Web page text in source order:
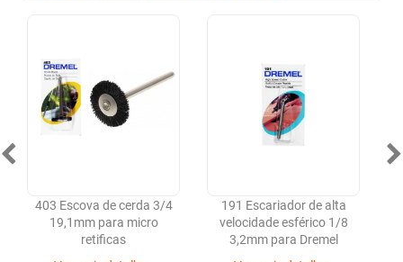
403 Escova de cerda 3/4
19,1mm para micro
retificas
191 Escariador de alta
velocidade esférico 1/8
3,2mm para Dremel